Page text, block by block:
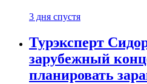
3 дня спустя
Турэксперт
зарубежный
планировать